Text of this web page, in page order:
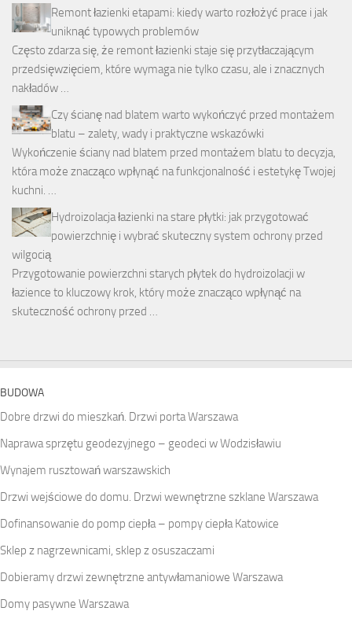
Remont łazienki etapami: kiedy warto rozłożyć prace i jak
uniknąć typowych problemów
Często zdarza się, że remont łazienki staje się przytłaczającym
przedsięwzięciem, które wymaga nie tylko czasu, ale i znacznych
nakładów …
Czy ścianę nad blatem warto wykończyć przed montażem
blatu – zalety, wady i praktyczne wskazówki
Wykończenie ściany nad blatem przed montażem blatu to decyzja,
która może znacząco wpłynąć na funkcjonalność i estetykę Twojej
kuchni. …
Hydroizolacja łazienki na stare płytki: jak przygotować
powierzchnię i wybrać skuteczny system ochrony przed
wilgocią
Przygotowanie powierzchni starych płytek do hydroizolacji w
łazience to kluczowy krok, który może znacząco wpłynąć na
skuteczność ochrony przed …
BUDOWA
Dobre drzwi do mieszkań. Drzwi porta Warszawa
Naprawa sprzętu geodezyjnego – geodeci w Wodzisławiu
Wynajem rusztowań warszawskich
Drzwi wejściowe do domu. Drzwi wewnętrzne szklane Warszawa
Dofinansowanie do pomp ciepła – pompy ciepła Katowice
Sklep z nagrzewnicami, sklep z osuszaczami
Dobieramy drzwi zewnętrzne antywłamaniowe Warszawa
Domy pasywne Warszawa